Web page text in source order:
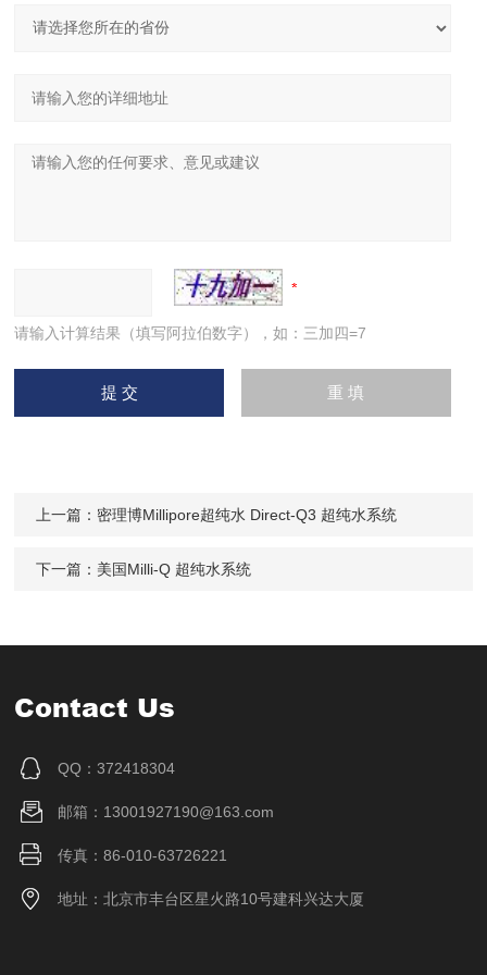
请输入计算结果（填写阿拉伯数字），如：三加四=7
上一篇： 密理博Millipore超纯水 Direct-Q3 超纯水系统
下一篇： 美国Milli-Q 超纯水系统
Contact Us
QQ：372418304
邮箱：13001927190@163.com
传真：86-010-63726221
地址：北京市丰台区星火路10号建科兴达大厦